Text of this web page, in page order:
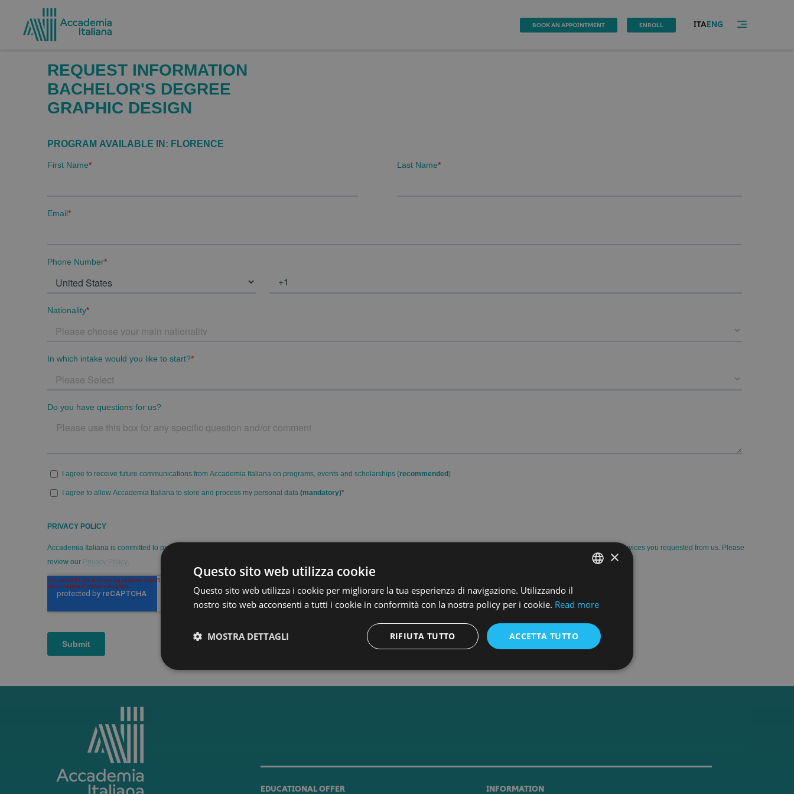
BOOK AN APPOINTMENT ENROLL ITA ENG
EDUCATIONAL OFFER INFORMATION
ENGLISH
×
Questo sito web utilizza cookie
Questo sito web utilizza i cookie per migliorare la tua esperienza di navigazione. Utilizzando il
nostro sito web acconsenti a tutti i cookie in conformità con la nostra policy per i cookie. Read more
ACCETTA TUTTO
RIFIUTA TUTTO
MOSTRA DETTAGLI